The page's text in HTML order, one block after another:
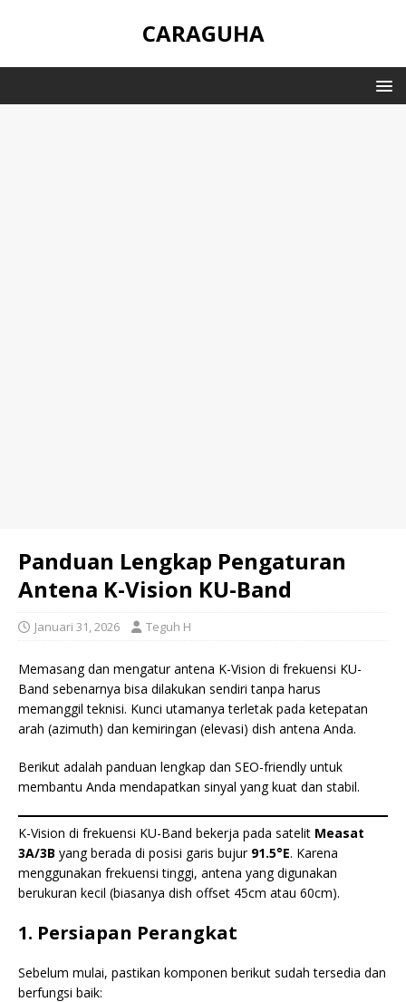
CARAGUHA
Panduan Lengkap Pengaturan
Antena K-Vision KU-Band
Januari 31, 2026 Teguh H
Memasang dan mengatur antena K-Vision di frekuensi KU-
Band sebenarnya bisa dilakukan sendiri tanpa harus
memanggil teknisi. Kunci utamanya terletak pada ketepatan
arah (azimuth) dan kemiringan (elevasi) dish antena Anda.
Berikut adalah panduan lengkap dan SEO-friendly untuk
membantu Anda mendapatkan sinyal yang kuat dan stabil.
K-Vision di frekuensi KU-Band bekerja pada satelit Measat
3A/3B yang berada di posisi garis bujur 91.5°E. Karena
menggunakan frekuensi tinggi, antena yang digunakan
berukuran kecil (biasanya dish offset 45cm atau 60cm).
1. Persiapan Perangkat
Sebelum mulai, pastikan komponen berikut sudah tersedia dan
berfungsi baik: